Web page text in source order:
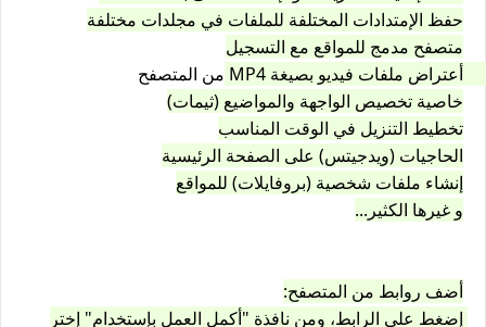
حفظ الإمتدادات المختلفة للملفات في مجلدات مختلفة
متصفح مدمج للمواقع مع التسجيل
أعتراض ملفات فيديو بصيغة MP4 من المتصفح
خاصية تخصيص الواجهة والمواضيع (ثيمات)
تخطيط التنزيل في الوقت المناسب
الحاجيات (ويدجيتس) على الصفحة الرئيسية
إنشاء ملفات شخصية (بروفايلات) للمواقع
و غيرها الكثير...
أضف روابط من المتصفح: